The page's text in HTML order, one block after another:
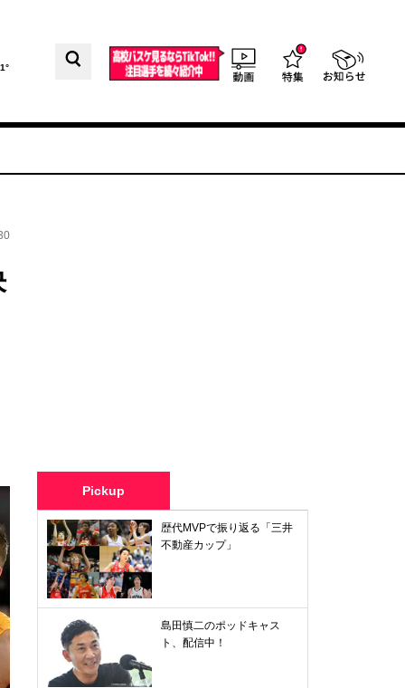
Pickup
歴代MVPで振り返る「三井
不動産カップ」
島田慎二のポッドキャス
ト、配信中！